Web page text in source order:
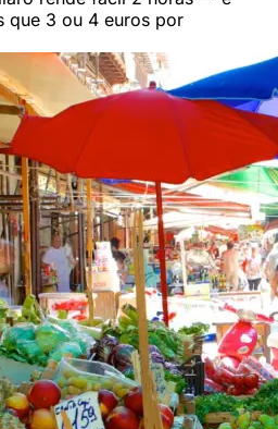
que 3 ou 4 euros por